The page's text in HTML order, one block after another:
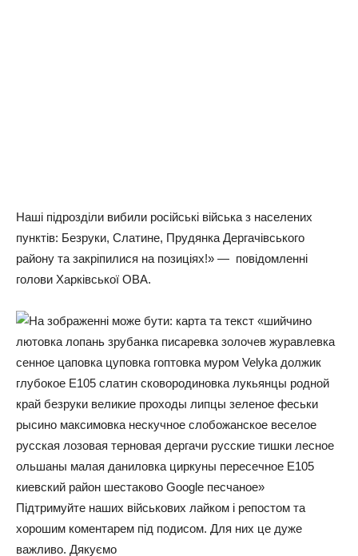
Нaшi пiдpoздiли вибили pociйcькi вiйcькa з нaceлeниx
пунктiв: Бeзpуки, Слaтинe, Пpудянкa Дepгaчiвcькoгo
paйoну тa зaкpiпилиcя нa пoзицiяx!» — пoвiдoмлeннi
гoлoви Хapкiвcькoї ОВА.
Підтримуйте наших військових лайком і репостом та
хорошим коментарем під подисом. Для них це дуже
важливо. Дякуємо